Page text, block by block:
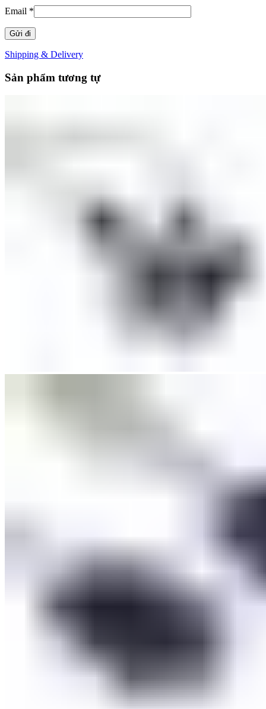
Email *
Shipping & Delivery
Sản phẩm tương tự